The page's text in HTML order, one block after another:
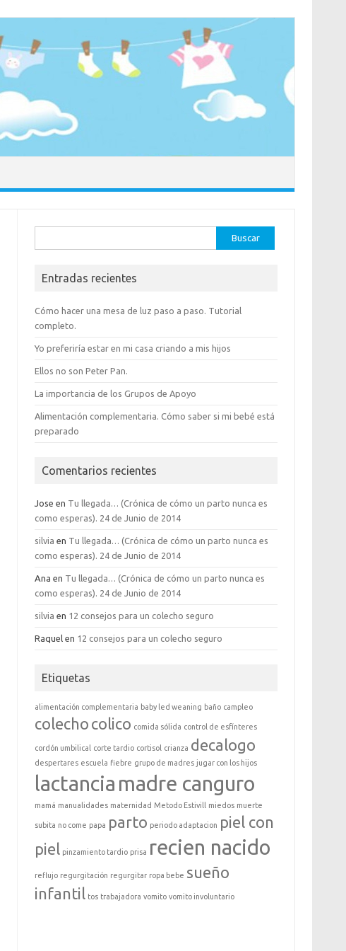
Entradas recientes
Cómo hacer una mesa de luz paso a paso. Tutorial
completo.
Yo preferiría estar en mi casa criando a mis hijos
Ellos no son Peter Pan.
La importancia de los Grupos de Apoyo
Alimentación complementaria. Cómo saber si mi bebé está
preparado
Comentarios recientes
Jose en Tu llegada… (Crónica de cómo un parto nunca es
como esperas). 24 de Junio de 2014
silvia en Tu llegada… (Crónica de cómo un parto nunca es
como esperas). 24 de Junio de 2014
Ana en Tu llegada… (Crónica de cómo un parto nunca es
como esperas). 24 de Junio de 2014
silvia en 12 consejos para un colecho seguro
Raquel en 12 consejos para un colecho seguro
Etiquetas
alimentación complementaria baby led weaning baño campleo
colecho colico comida sólida control de esfínteres
cordón umbilical corte tardio cortisol crianza decalogo
despertares escuela fiebre grupo de madres jugar con los hijos
lactancia madre canguro
mamá manualidades maternidad Metodo Estivill miedos muerte
subita no come papa parto periodo adaptacion piel con
piel pinzamiento tardio prisa recien nacido
reflujo regurgitación regurgitar ropa bebe sueño
infantil tos trabajadora vomito vomito involuntario